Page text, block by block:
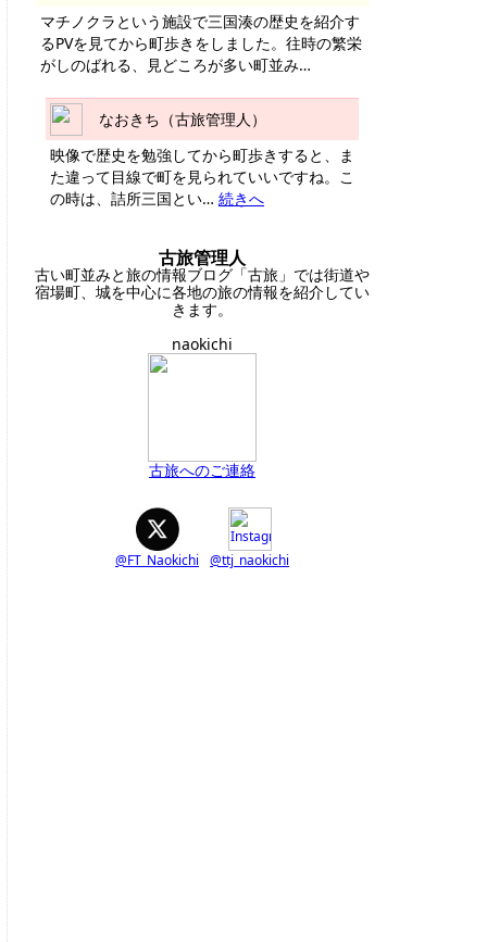
マチノクラという施設で三国湊の歴史を紹介す
るPVを見てから町歩きをしました。往時の繁栄
がしのばれる、見どころが多い町並み…
なおきち（古旅管理人）
映像で歴史を勉強してから町歩きすると、ま
た違って目線で町を見られていいですね。こ
の時は、詰所三国とい… 続きへ
古旅管理人
古い町並みと旅の情報ブログ「古旅」では街道や
宿場町、城を中心に各地の旅の情報を紹介してい
きます。
naokichi
古旅へのご連絡
@FT_Naokichi @ttj_naokichi